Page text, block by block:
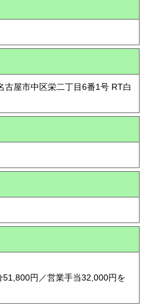
屋市中区栄二丁目6番1号 RT白
51,800円／営業手当32,000円を